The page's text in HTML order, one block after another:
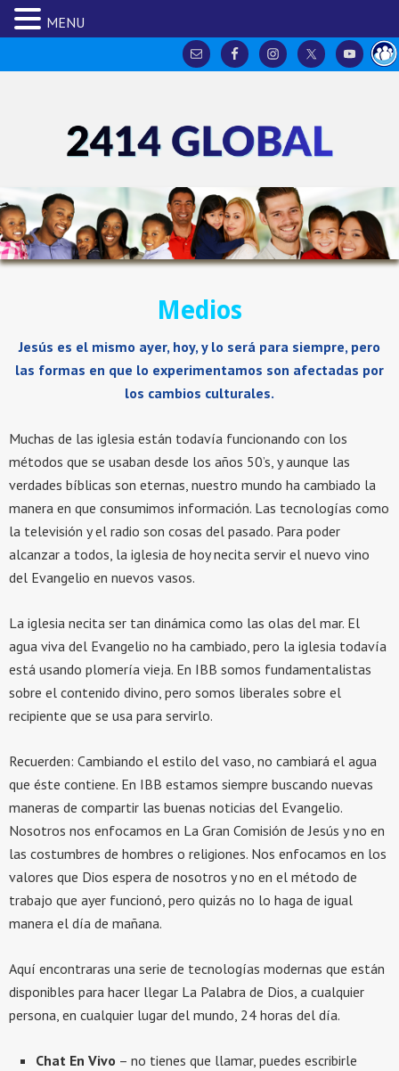
Medios
Jesús es el mismo ayer, hoy, y lo será para siempre, pero
las formas en que lo experimentamos son afectadas por
los cambios culturales.
Muchas de las iglesia están todavía funcionando con los
métodos que se usaban desde los años 50’s, y aunque las
verdades bíblicas son eternas, nuestro mundo ha cambiado la
manera en que consumimos información. Las tecnologías como
la televisión y el radio son cosas del pasado. Para poder
alcanzar a todos, la iglesia de hoy necita servir el nuevo vino
del Evangelio en nuevos vasos.
La iglesia necita ser tan dinámica como las olas del mar. El
agua viva del Evangelio no ha cambiado, pero la iglesia todavía
está usando plomería vieja. En IBB somos fundamentalistas
sobre el contenido divino, pero somos liberales sobre el
recipiente que se usa para servirlo.
Recuerden: Cambiando el estilo del vaso, no cambiará el agua
que éste contiene. En IBB estamos siempre buscando nuevas
maneras de compartir las buenas noticias del Evangelio.
Nosotros nos enfocamos en La Gran Comisión de Jesús y no en
las costumbres de hombres o religiones. Nos enfocamos en los
valores que Dios espera de nosotros y no en el método de
trabajo que ayer funcionó, pero quizás no lo haga de igual
manera el día de mañana.
Aquí encontraras una serie de tecnologías modernas que están
disponibles para hacer llegar La Palabra de Dios, a cualquier
persona, en cualquier lugar del mundo, 24 horas del día.
Chat En Vivo – no tienes que llamar, puedes escribirle
MENU